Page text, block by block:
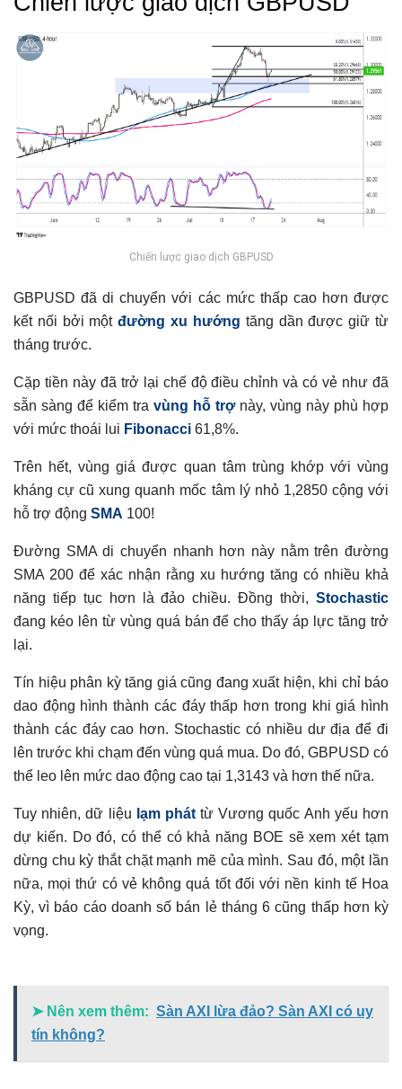
Chiến lược giao dịch GBPUSD
Có thể bạn chưa biết
Chiến lược giao dịch GBPUSD
GBPUSD đã di chuyển với các mức thấp cao hơn được
kết nối bởi mộtđường xu hướng tăng dần được giữ từ
tháng trước.
Cặp tiền này đã trở lại chế độ điều chỉnh và có vẻ như đã
sẵn sàng để kiểm tra vùng hỗ trợnày, vùng này phù hợp
với mức thoái lui Fibonacci 61,8%.
Trên hết, vùng giá được quan tâm trùng khớp với vùng
kháng cự cũ xung quanh mốc tâm lý nhỏ 1,2850 cộng với
hỗ trợ động SMA 100!
Đường SMA di chuyển nhanh hơn này nằm trên đường
SMA 200 để xác nhận rằng xu hướng tăng có nhiều khả
năng tiếp tục hơn là đảo chiều. Đồng thời, Stochastic
đang kéo lên từ vùng quá bán để cho thấy áp lực tăng trở
lại.
Tín hiệu phân kỳ tăng giá cũng đang xuất hiện, khi chỉ báo
dao động hình thành các đáy thấp hơn trong khi giá hình
thành các đáy cao hơn. Stochastic có nhiều dư địa để đi
lên trước khi chạm đến vùng quá mua. Do đó, GBPUSD có
thể leo lên mức dao động cao tại 1,3143 và hơn thế nữa.
Tuy nhiên, dữ liệu lạm pháttừ Vương quốc Anh yếu hơn
dự kiến. Do đó, có thể có khả năng BOE sẽ xem xét tạm
dừng chu kỳ thắt chặt mạnh mẽ của mình. Sau đó, một lần
nữa, mọi thứ có vẻ không quá tốt đối với nền kinh tế Hoa
Kỳ, vì báo cáo doanh số bán lẻ tháng 6 cũng thấp hơn kỳ
vọng.
➤ Nên xem thêm: Sàn AXI lừa đảo? Sàn AXI có uy
tín không?